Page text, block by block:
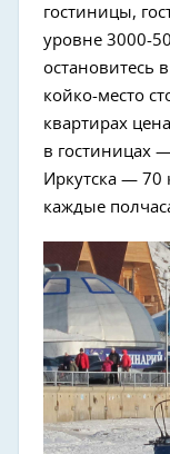
гостиницы,
уровне 3000-
остановитесь
койко-место
квартирах
в гостиницах
Иркутска — 70
каждые